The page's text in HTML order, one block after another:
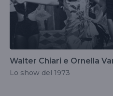
Walter Chiari e Ornella
Lo show del 1973